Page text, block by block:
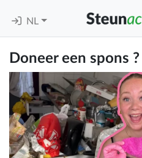
NL
Doneer een spons ?